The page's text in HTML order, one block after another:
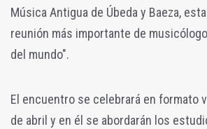
Música Antigua de Úbeda y Baeza,
reunión más importante de
del mundo".
El encuentro se celebrará en formato
de abril y en él se abordarán los